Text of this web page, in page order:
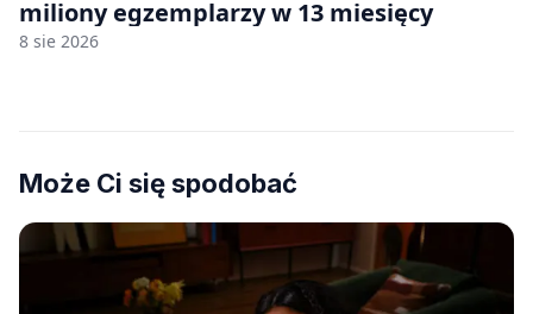
miliony egzemplarzy w 13 miesięcy
8 sie 2026
Może Ci się spodobać